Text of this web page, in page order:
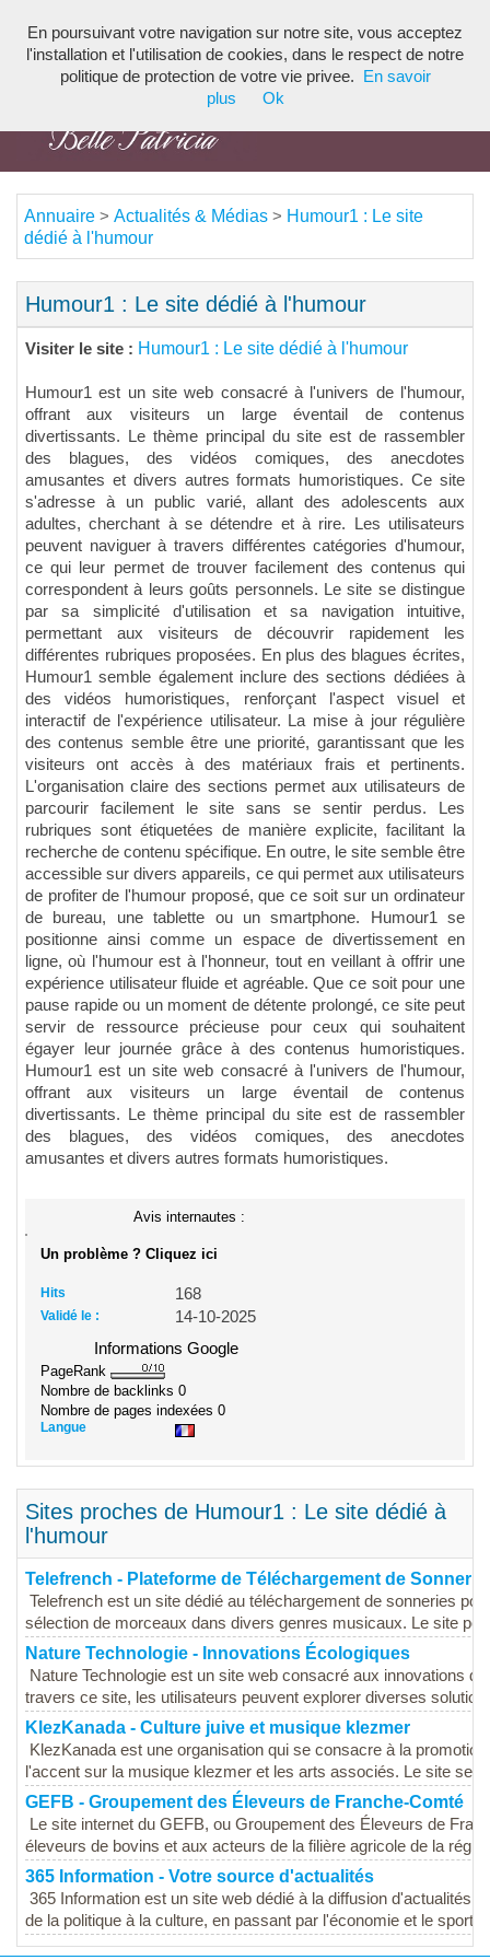
Annuaire > Actualités & Médias > Humour1 : Le site
dédié à l'humour
Humour1 : Le site dédié à l'humour
Visiter le site : Humour1 : Le site dédié à l'humour
Humour1 est un site web consacré à l'univers de l'humour,
offrant aux visiteurs un large éventail de contenus
divertissants. Le thème principal du site est de rassembler
des blagues, des vidéos comiques, des anecdotes
amusantes et divers autres formats humoristiques. Ce site
s'adresse à un public varié, allant des adolescents aux
adultes, cherchant à se détendre et à rire. Les utilisateurs
peuvent naviguer à travers différentes catégories d'humour,
ce qui leur permet de trouver facilement des contenus qui
correspondent à leurs goûts personnels. Le site se distingue
par sa simplicité d'utilisation et sa navigation intuitive,
permettant aux visiteurs de découvrir rapidement les
différentes rubriques proposées. En plus des blagues écrites,
Humour1 semble également inclure des sections dédiées à
des vidéos humoristiques, renforçant l'aspect visuel et
interactif de l'expérience utilisateur. La mise à jour régulière
des contenus semble être une priorité, garantissant que les
visiteurs ont accès à des matériaux frais et pertinents.
L'organisation claire des sections permet aux utilisateurs de
parcourir facilement le site sans se sentir perdus. Les
rubriques sont étiquetées de manière explicite, facilitant la
recherche de contenu spécifique. En outre, le site semble être
accessible sur divers appareils, ce qui permet aux utilisateurs
de profiter de l'humour proposé, que ce soit sur un ordinateur
de bureau, une tablette ou un smartphone. Humour1 se
positionne ainsi comme un espace de divertissement en
ligne, où l'humour est à l'honneur, tout en veillant à offrir une
expérience utilisateur fluide et agréable. Que ce soit pour une
pause rapide ou un moment de détente prolongé, ce site peut
servir de ressource précieuse pour ceux qui souhaitent
égayer leur journée grâce à des contenus humoristiques.
Humour1 est un site web consacré à l'univers de l'humour,
offrant aux visiteurs un large éventail de contenus
divertissants. Le thème principal du site est de rassembler
des blagues, des vidéos comiques, des anecdotes
amusantes et divers autres formats humoristiques.
Avis internautes :
Un problème ? Cliquez ici
Hits 168
Validé le :
14-10-2025
Informations Google
PageRank
Nombre de backlinks 0
Nombre de pages indexées 0
Langue
Sites proches de Humour1 : Le site dédié à
l'humour
Telefrench - Plateforme de Téléchargement de
Telefrench est un site dédié au téléchargement de sonneries
sélection de morceaux dans divers genres musicaux. Le site
Nature Technologie - Innovations Écologiques
Nature Technologie est un site web consacré aux innovations
travers ce site, les utilisateurs peuvent explorer diverses
KlezKanada - Culture juive et musique klezmer
KlezKanada est une organisation qui se consacre à la
l'accent sur la musique klezmer et les arts associés. Le site sert
GEFB - Groupement des Éleveurs de Franche-Comté
Le site internet du GEFB, ou Groupement des Éleveurs de
éleveurs de bovins et aux acteurs de la filière agricole de la
365 Information - Votre source d'actualités
365 Information est un site web dédié à la diffusion d'actualités
de la politique à la culture, en passant par l'économie et le sport.
En poursuivant votre navigation sur notre site, vous acceptez
l'installation et l'utilisation de cookies, dans le respect de notre
politique de protection de votre vie privee.
En savoir
plus
Ok